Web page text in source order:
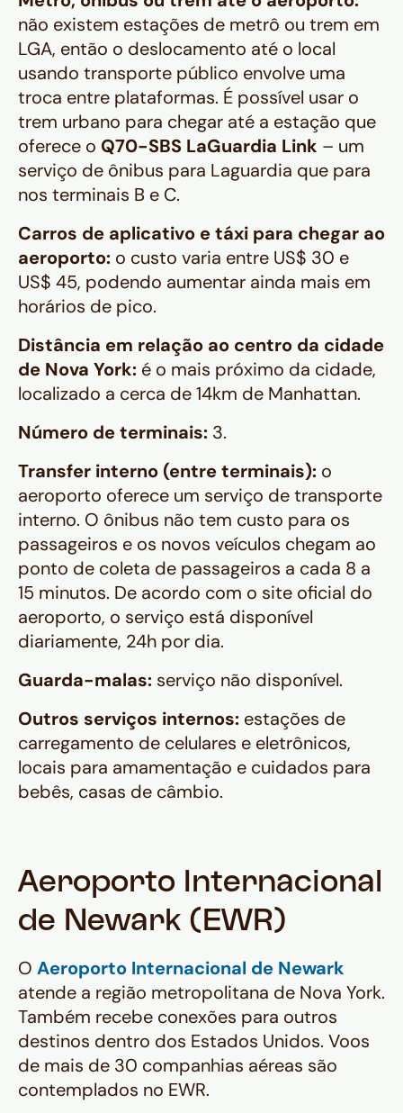
não existem estações de metrô ou trem em
LGA, então o deslocamento até o local
usando transporte público envolve uma
troca entre plataformas. É possível usar o
trem urbano para chegar até a estação que
oferece o Q70-SBS LaGuardia Link – um
serviço de ônibus para Laguardia que para
nos terminais B e C.
Carros de aplicativo e táxi para chegar ao
aeroporto: o custo varia entre US$ 30 e
US$ 45, podendo aumentar ainda mais em
horários de pico.
Distância em relação ao centro da cidade
de Nova York: é o mais próximo da cidade,
localizado a cerca de 14km de Manhattan.
Número de terminais: 3.
Transfer interno (entre terminais): o
aeroporto oferece um serviço de transporte
interno. O ônibus não tem custo para os
passageiros e os novos veículos chegam ao
ponto de coleta de passageiros a cada 8 a
15 minutos. De acordo com o site oficial do
aeroporto, o serviço está disponível
diariamente, 24h por dia.
Guarda-malas: serviço não disponível.
Outros serviços internos: estações de
carregamento de celulares e eletrônicos,
locais para amamentação e cuidados para
bebês, casas de câmbio.
Aeroporto Internacional
de Newark (EWR)
O Aeroporto Internacional de Newark
atende a região metropolitana de Nova York.
Também recebe conexões para outros
destinos dentro dos Estados Unidos. Voos
de mais de 30 companhias aéreas são
contemplados no EWR.